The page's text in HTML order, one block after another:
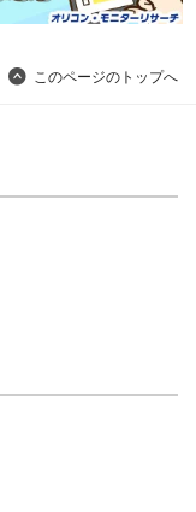
このページのトップへ